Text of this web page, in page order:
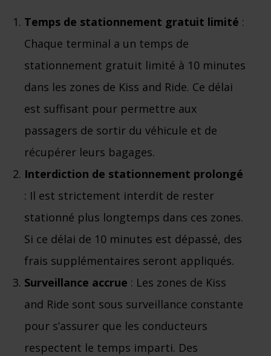
Temps de stationnement gratuit limité :
Chaque terminal a un temps de
stationnement gratuit limité à 10 minutes
dans les zones de Kiss and Ride. Ce délai
est suffisant pour permettre aux
passagers de sortir du véhicule et de
récupérer leurs bagages.
Interdiction de stationnement prolongé
: Il est strictement interdit de rester
stationné plus longtemps dans ces zones.
Si ce délai de 10 minutes est dépassé, des
frais supplémentaires seront appliqués.
Surveillance accrue : Les zones de Kiss
and Ride sont sous surveillance constante
pour s’assurer que les conducteurs
respectent le temps imparti. Des